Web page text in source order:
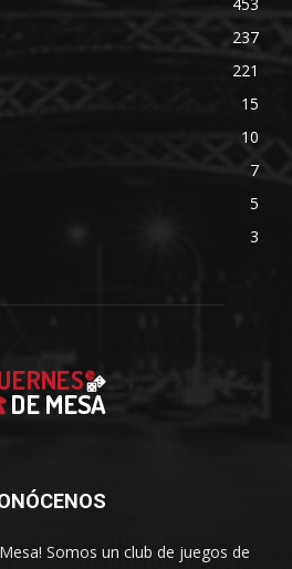
237
221
15
10
7
5
3
Somos un club de juegos de